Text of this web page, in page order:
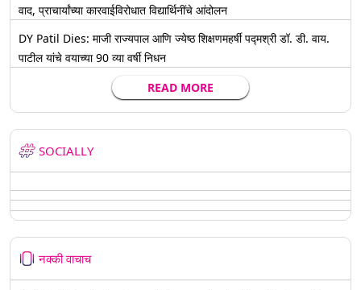
वाद, प्राचार्यांच्या कारवाईविरोधात विद्यार्थिनींचे आंदोलन
DY Patil Dies: माजी राज्यपाल आणि ज्येष्ठ शिक्षणमहर्षी पद्मश्री डॉ. डी. वाय.
पाटील यांचे वयाच्या 90 व्या वर्षी निधन
READ MORE
SOCIALLY
नक्की वाचाच